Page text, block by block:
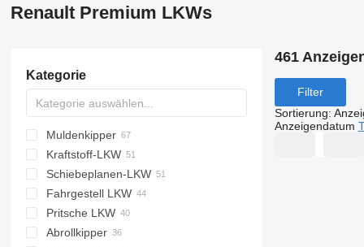
Renault Premium LKWs
Kategorie
Muldenkipper
Kraftstoff-LKW
Schiebeplanen-LKW
Fahrgestell LKW
Pritsche LKW
Abrollkipper
461
Filter
Sortierung:
Anzeigendatum